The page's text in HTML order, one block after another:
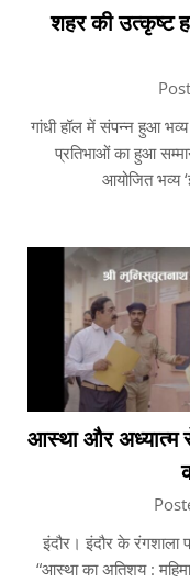
शहर की उत्कृष्ट
गांधी हॉल में संपन्न हुआ भव्य
प्रतिभाओं का हुआ
आयोजित भव्य
आस्था और अध्यात्म
इंदौर। इंदौर के रंगशाला
“आस्था का अतिशय :